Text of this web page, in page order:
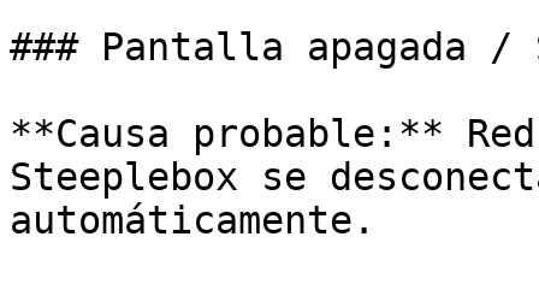
### Pantalla apagada /
**Causa probable:**
Steeplebox se
automáticamente.